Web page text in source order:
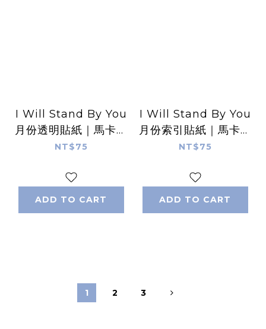
I Will Stand By You
月份透明貼紙｜馬卡龍
腳趾
NT$75
ADD TO CART
I Will Stand By You
月份索引貼紙｜馬卡龍
腳趾
NT$75
ADD TO CART
1 2 3